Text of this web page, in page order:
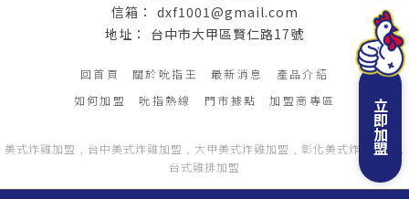
dxf1001@gmail.com
台中市大甲區賢仁路17號
回首頁 關於吮指王 最新消息
產品介紹
如何加盟
吮指熱線 門市據點 加盟商專區 立即加盟
美式炸雞加盟 台中美式炸雞加盟 大甲美式炸雞加盟
彰化美式炸雞加盟
台式雞排加盟